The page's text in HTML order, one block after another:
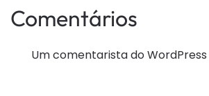
Comentários
Um comentarista do WordPress